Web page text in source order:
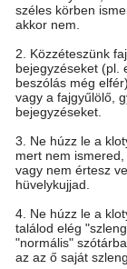
széles körben
akkor nem.
2. Közzéteszünk
bejegyzéseket (pl.
beszólás még
vagy a fajgyűlölő,
bejegyzéseket.
3. Ne húzz le a
mert nem
vagy nem értesz
hüvelykujjad.
4. Ne húzz le a
találod elég
"normális"
az az ő saját